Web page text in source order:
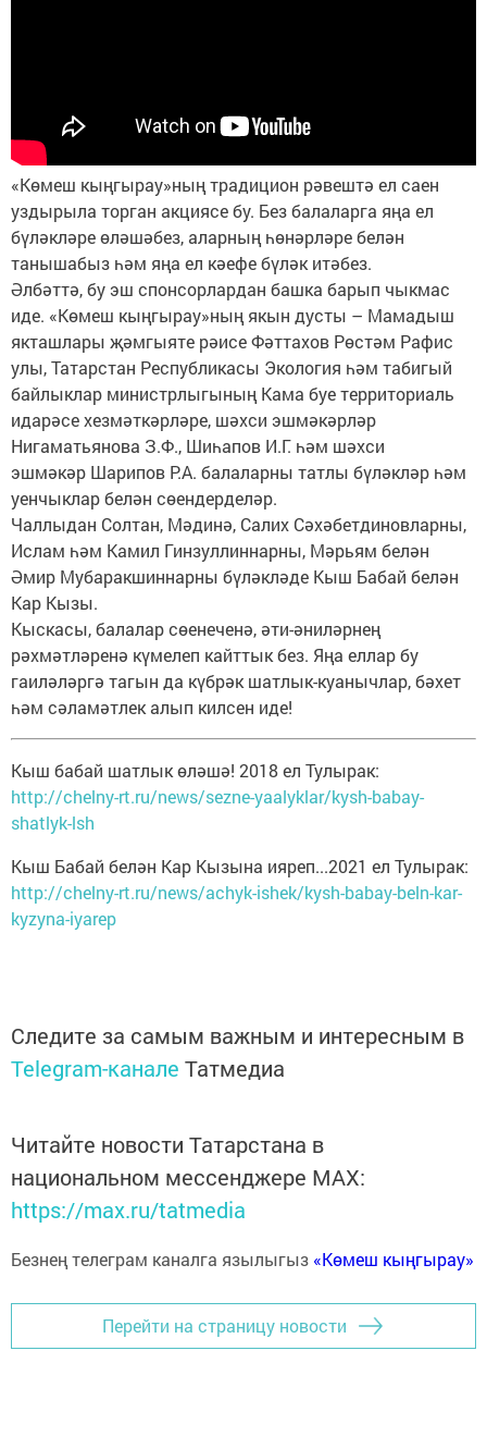
«Көмеш кыңгырау»ның традицион рәвештә ел саен
уздырыла торган акциясе бу. Без балаларга яңа ел
бүләкләре өләшәбез, аларның һөнәрләре белән
танышабыз һәм яңа ел кәефе бүләк итәбез.
Әлбәттә, бу эш спонсорлардан башка барып чыкмас
иде. «Көмеш кыңгырау»ның якын дусты – Мамадыш
якташлары җәмгыяте рәисе Фәттахов Рөстәм Рафис
улы, Татарстан Республикасы Экология һәм табигый
байлыклар министрлыгының Кама буе территориаль
идарәсе хезмәткәрләре, шәхси эшмәкәрләр
Нигаматьянова З.Ф., Шиһапов И.Г. һәм шәхси
эшмәкәр Шарипов Р.А. балаларны татлы бүләкләр һәм
уенчыклар белән сөендерделәр.
Чаллыдан Солтан, Мәдинә, Салих Сәхәбетдиновларны,
Ислам һәм Камил Гинзуллиннарны, Мәрьям белән
Әмир Мубаракшиннарны бүләкләде Кыш Бабай белән
Кар Кызы.
Кыскасы, балалар сөенеченә, әти-әниләрнең
рәхмәтләренә күмелеп кайттык без. Яңа еллар бу
гаиләләргә тагын да күбрәк шатлык-куанычлар, бәхет
һәм сәламәтлек алып килсен иде!
Кыш бабай шатлык өләшә! 2018 ел Тулырак:
http://chelny-rt.ru/news/sezne-yaalyklar/kysh-babay-
shatlyk-lsh
Кыш Бабай белән Кар Кызына ияреп...2021 ел Тулырак:
http://chelny-rt.ru/news/achyk-ishek/kysh-babay-beln-kar-
kyzyna-iyarep
Следите за самым важным и интересным в
Telegram-канале Татмедиа
Читайте новости Татарстана в
национальном мессенджере MАХ:
https://max.ru/tatmedia
Безнең телеграм каналга язылыгыз «Көмеш кыңгырау»
Перейти на страницу новости